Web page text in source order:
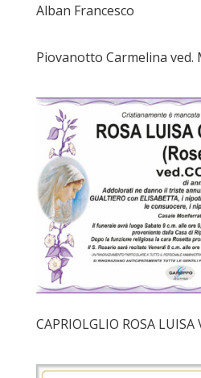
Alban Francesco
Piovanotto Carmelina
CAPRIOLGLIO ROSA LUISA